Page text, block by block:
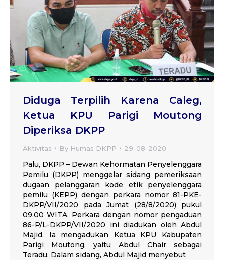
Diduga Terpilih Karena Caleg,
Ketua KPU Parigi Moutong
Diperiksa DKPP
Aktivitas By Humas DKPP 29-08-2020
Palu, DKPP – Dewan Kehormatan Penyelenggara
Pemilu (DKPP) menggelar sidang pemeriksaan
dugaan pelanggaran kode etik penyelenggara
pemilu (KEPP) dengan perkara nomor 81-PKE-
DKPP/VII/2020 pada Jumat (28/8/2020) pukul
09.00 WITA. Perkara dengan nomor pengaduan
86-P/L-DKPP/VII/2020 ini diadukan oleh Abdul
Majid. Ia mengadukan Ketua KPU Kabupaten
Parigi Moutong, yaitu Abdul Chair sebagai
Teradu. Dalam sidang, Abdul Majid menyebut